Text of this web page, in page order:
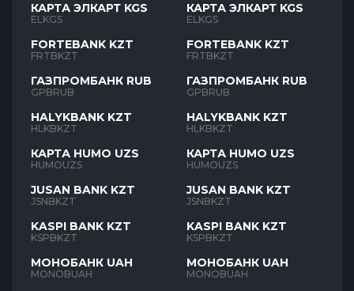
КАРТА ЭЛКАРТ KGS
ELKGS
FORTEBANK KZT
FRTBKZT
ГАЗПРОМБАНК RUB
GPBRUB
HALYKBANK KZT
HLKBKZT
КАРТА HUMO UZS
HUMOUZS
JUSAN BANK KZT
JSNBKZT
KASPI BANK KZT
KSPBKZT
МОНОБАНК UAH
MONOBUAH
КАРТА ЭЛКАРТ KGS
ELKGS
FORTEBANK KZT
FRTBKZT
ГАЗПРОМБАНК RUB
GPBRUB
HALYKBANK KZT
HLKBKZT
КАРТА HUMO UZS
HUMOUZS
JUSAN BANK KZT
JSNBKZT
KASPI BANK KZT
KSPBKZT
МОНОБАНК UAH
MONOBUAH